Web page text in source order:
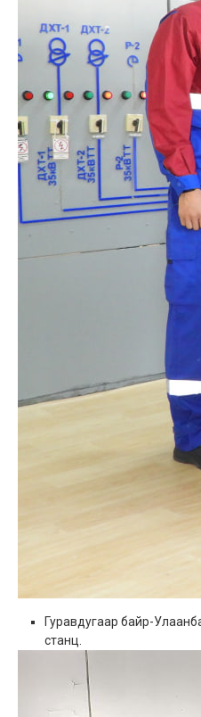
Гуравдугаар байр-
станц.